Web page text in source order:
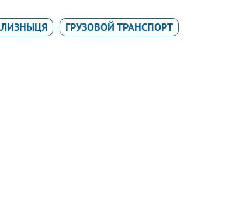
ГРУЗОВОЙ ТРАНСПОРТ